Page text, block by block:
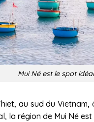
Mui Né est le spot
au sud du
la région de Mui Né est